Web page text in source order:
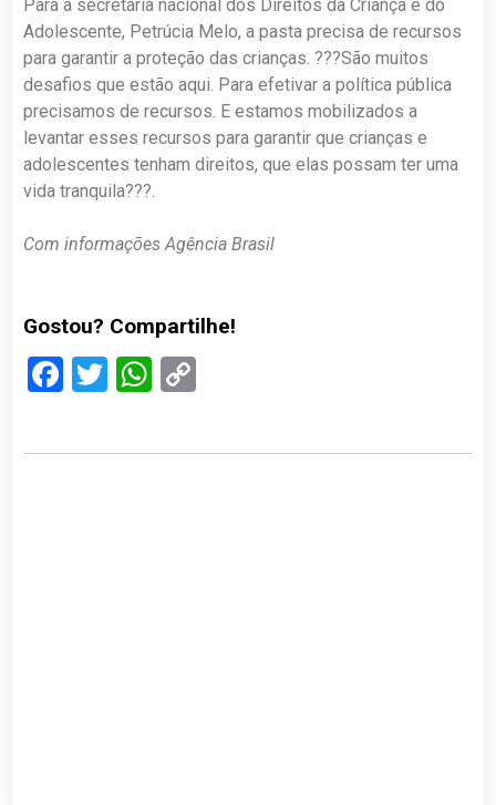
Para a secretária nacional dos Direitos da Criança e do
Adolescente, Petrúcia Melo, a pasta precisa de recursos
para garantir a proteção das crianças. ???São muitos
desafios que estão aqui. Para efetivar a política pública
precisamos de recursos. E estamos mobilizados a
levantar esses recursos para garantir que crianças e
adolescentes tenham direitos, que elas possam ter uma
vida tranquila???.
Com informações Agência Brasil
Gostou? Compartilhe!
Facebook
TwitterWhatsApp